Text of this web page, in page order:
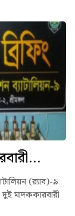
(র‌্যাব)-৯
মাদককারবারী